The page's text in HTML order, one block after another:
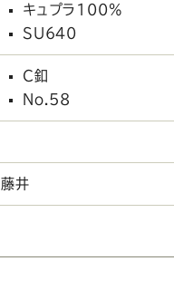
キュプラ100%
SU640
C釦
No.58
藤井